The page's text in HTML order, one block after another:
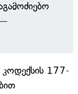
კოდექსის 177-